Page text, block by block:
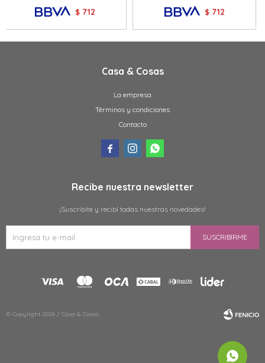
$ 712 $ 712
Casa & Cosas
La empresa
Términos y condiciones
Contacto
  
Recibe nuestra newsletter
¡Suscribite y recibí todas nuestras novedades!
SUSCRIBIRME
© Copyright 2026 / Casa & Cosas